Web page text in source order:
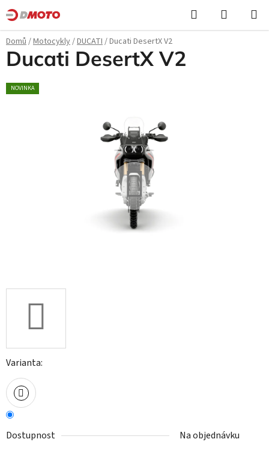
Přejít
na
obsah
Hledat
KOŠÍK
Domů/Motocykly/DUCATI/Ducati DesertX V2
Varianta:
Dostupnost Na objednávku
Ducati DesertX V2
NOVINKA